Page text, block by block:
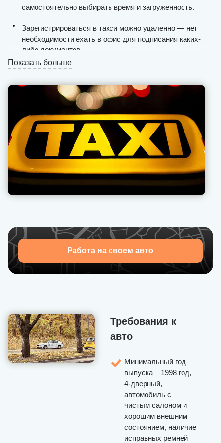
самостоятельно выбирать время и загруженность.
Зарегистрироваться в такси можно удаленно — нет
необходимости ехать в офис для подписания каких-
либо документов.
Таксисты получают стабильный поток пассажиров
круглосуточно, процесс поиска клиентов по городу
максимально упрощен.
Выплаты проводятся ежедневно и без задержек, мы
не взимаем комиссию с «чаевых» и «бонусов» (это
всегда фиксированное значение).
Вся финансовая отчетность открыта для таксиста в
приложении на смартфоне или планшете.
Наша техподдержка позволяет оперативно решать
возникающие проблемы с пассажирами,
Приглашаем присоединиться к U-Drivers — набор
водителей открыт!
Показать больше
Работа на своем авто
Требования к
авто
Минимальный год
выпуска – 1998 год,
4-дверный,
автомобиль с
чистым салоном и
хорошим внешним
состоянием, наличие
исправных ремней